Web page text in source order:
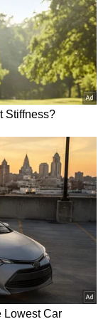
), ಟಿವಿ
), ಸೆಲೆಬ್ರಿಟಿ
ಏಷ್ಯಾನೆಟ್
ನೋಡಿ.
Review
),
ಅಪ್‌ಡೇಟ್ಸ್‌,